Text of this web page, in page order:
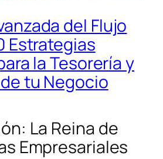
del Flujo
Estrategias
la Tesorería y
tu Negocio
La Reina de
Empresariales